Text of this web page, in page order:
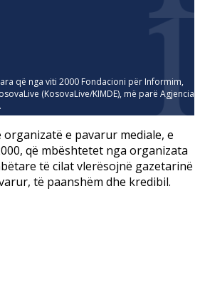
që nga viti 2000 Fondacioni për Informim,
(KosovaLive/KIMDE), më parë Agjencia
organizatë e pavarur mediale, e
që mbështetet nga organizata
të cilat vlerësojnë gazetarinë
të paanshëm dhe kredibil.